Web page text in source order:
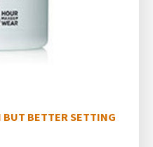
BUT BETTER SETTING